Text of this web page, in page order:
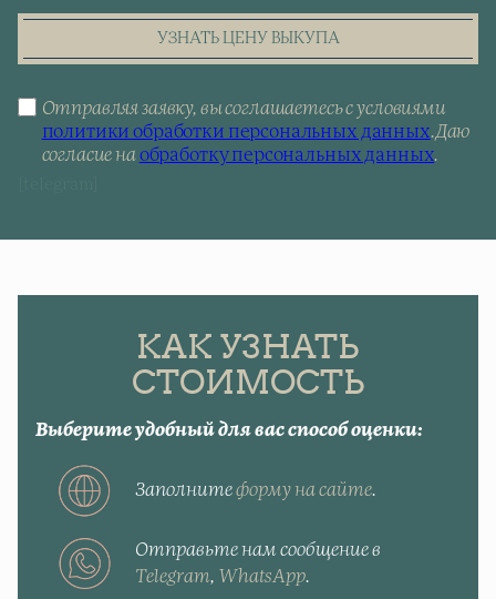
УЗНАТЬ ЦЕНУ ВЫКУПА
Отправляя заявку, вы соглашаетесь с условиями
политики обработки персональных данных.Даю
согласие наобработку персональных данных.
КАК УЗНАТЬ
СТОИМОСТЬ
Выберите удобный для вас способ оценки:
Заполнитеформу на сайте.
Отправьте нам сообщение в
Telegram, WhatsApp.